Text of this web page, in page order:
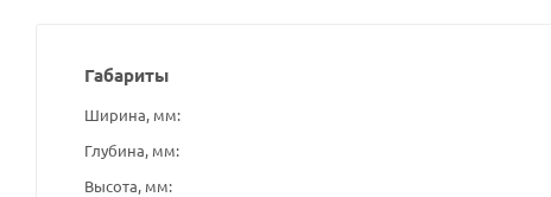
Габариты
Ширина, мм
Глубина, мм
Высота, мм